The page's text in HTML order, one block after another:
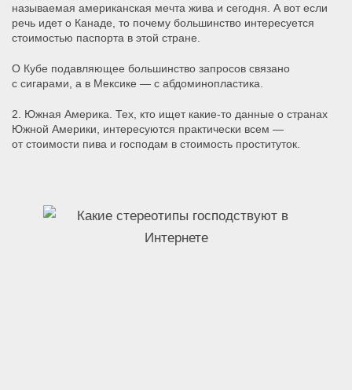
называемая американская мечта жива и сегодня. А вот если
речь идет о Канаде, то почему большинство интересуется
стоимостью паспорта в этой стране.
О Кубе подавляющее большинство запросов связано
с сигарами, а в Мексике — с абдоминопластика.
2. Южная Америка. Тех, кто ищет какие-то данные о странах
Южной Америки, интересуются практически всем —
от стоимости пива и господам в стоимость проституток.